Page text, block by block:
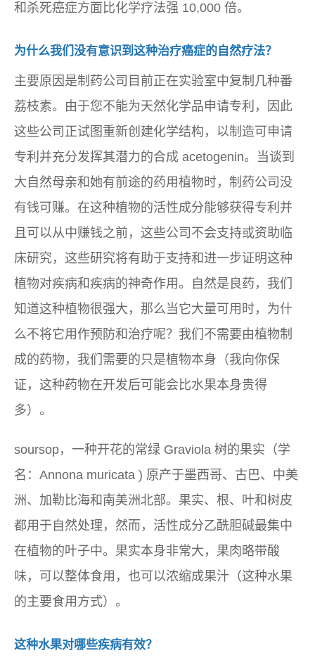
和杀死癌症方面比化学疗法强 10,000 倍。
为什么我们没有意识到这种治疗癌症的自然疗法？
主要原因是制药公司目前正在实验室中复制几种番
荔枝素。由于您不能为天然化学品申请专利，因此
这些公司正试图重新创建化学结构，以制造可申请
专利并充分发挥其潜力的合成 acetogenin。当谈到
大自然母亲和她有前途的药用植物时，制药公司没
有钱可赚。在这种植物的活性成分能够获得专利并
且可以从中赚钱之前，这些公司不会支持或资助临
床研究，这些研究将有助于支持和进一步证明这种
植物对疾病和疾病的神奇作用。自然是良药，我们
知道这种植物很强大，那么当它大量可用时，为什
么不将它用作预防和治疗呢？我们不需要由植物制
成的药物，我们需要的只是植物本身（我向你保
证，这种药物在开发后可能会比水果本身贵得
多）。
soursop，一种开花的常绿 Graviola 树的果实（学
名： Annona muricata ) 原产于墨西哥、古巴、中美
洲、加勒比海和南美洲北部。果实、根、叶和树皮
都用于自然处理，然而，活性成分乙酰胆碱最集中
在植物的叶子中。果实本身非常大，果肉略带酸
味，可以整体食用，也可以浓缩成果汁（这种水果
的主要食用方式）。
这种水果对哪些疾病有效？